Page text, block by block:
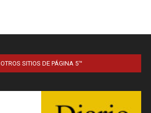
OTROS SITIOS DE PÁGINA 5™